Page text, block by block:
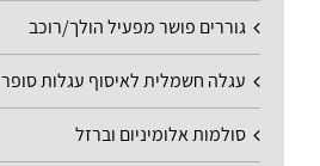
גוררים פושר מפעיל הולך/רוכב
עגלה חשמלית לאיסוף עגלות סופר
סולמות אלומיניום וברזל